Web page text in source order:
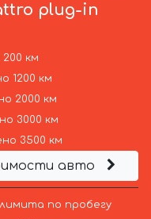
plug-in
км
1200 км
2000 км
3000 км
3500 км
авто
по пробегу